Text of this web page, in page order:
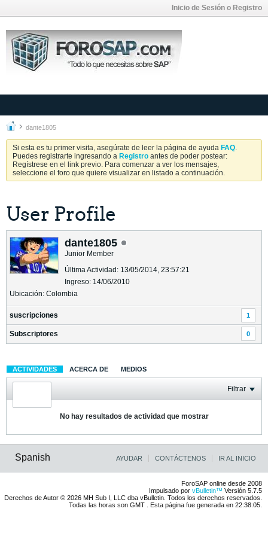
Inicio de Sesión o Registro
dante1805
Si esta es tu primer visita, asegúrate de leer la página de ayuda FAQ.
Puedes registrarte ingresando a Registro antes de poder postear:
Regístrese en el link previo. Para comenzar a ver los mensajes,
seleccione el foro que quiere visualizar en listado a continuación.
User Profile
dante1805
Junior Member
Última Actividad: 13/05/2014, 23:57:21
Ingreso: 14/06/2010
Ubicación: Colombia
suscripciones 1
Subscriptores 0
ACTIVIDADES ACERCA DE MEDIOS
Filtrar
No hay resultados de actividad que mostrar
Spanish AYUDAR CONTÁCTENOS IR AL INICIO
ForoSAP online desde 2008
Impulsado por vBulletin™ Versión 5.7.5
Derechos de Autor © 2026 MH Sub I, LLC dba vBulletin. Todos los derechos reservados.
Todas las horas son GMT . Esta página fue generada en 22:38:05.